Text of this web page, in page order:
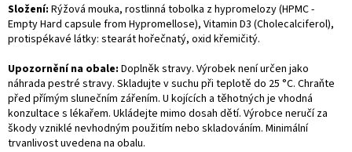
Složení: Rýžová mouka, rostlinná tobolka z hypromelozy (HPMC -
Empty Hard capsule from Hypromellose), Vitamin D3 (Cholecalciferol),
protispékavé látky: stearát hořečnatý, oxid křemičitý.
Upozornění na obale: Doplněk stravy. Výrobek není určen jako
náhrada pestré stravy. Skladujte v suchu při teplotě do 25 °C. Chraňte
před přímým slunečním zářením. U kojících a těhotných je vhodná
konzultace s lékařem. Ukládejte mimo dosah dětí. Výrobce neručí za
škody vzniklé nevhodným použitím nebo skladováním. Minimální
trvanlivost uvedena na obalu.